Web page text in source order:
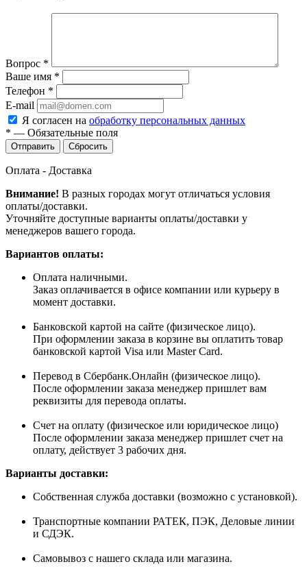
Вопрос *
Ваше имя *
Телефон *
E-mail
Я согласен на обработку персональных данных
* — Обязательные поля
Сбросить
Оплата - Доставка
Внимание! В разных городах могут отличаться условия
оплаты/доставки.
Уточняйте доступные варианты оплаты/доставки у
менеджеров вашего города.
Вариантов оплаты:
Оплата наличными.
Заказ оплачивается в офисе компании или курьеру в
момент доставки.
Банковской картой на сайте (физическое лицо).
При оформлении заказа в корзине вы оплатить товар
банковской картой Visa или Master Card.
Перевод в Сбербанк.Онлайн (физическое лицо).
После оформлении заказа менеджер пришлет вам
реквизиты для перевода оплаты.
Счет на оплату (физическое или юридическое лицо)
После оформлении заказа менеджер пришлет счет на
оплату, действует 3 рабочих дня.
Варианты доставки:
Собственная служба доставки (возможно с установкой).
Транспортные компании РАТЕК, ПЭК, Деловые линии
и СДЭК.
Самовывоз с нашего склада или магазина.